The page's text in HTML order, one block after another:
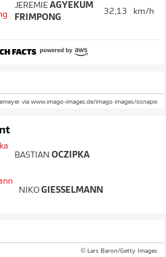
JEREMIE AGYEKUM
FRIMPONG
32,13 km/h
via www.imago-images.de/imago images/osnapix
BASTIAN OCZIPKA
NIKO GIESSELMANN
© Lars Baron/Getty Images